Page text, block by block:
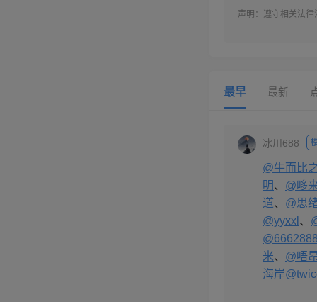
声明：遵守相关法
最早 最新
冰川688
@牛而比
明、 @哆
道、 @思
@yyxxl 、
米、 @唔
海岸